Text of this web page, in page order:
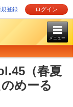
登録 ログイン
メニュー
（春夏
めーる